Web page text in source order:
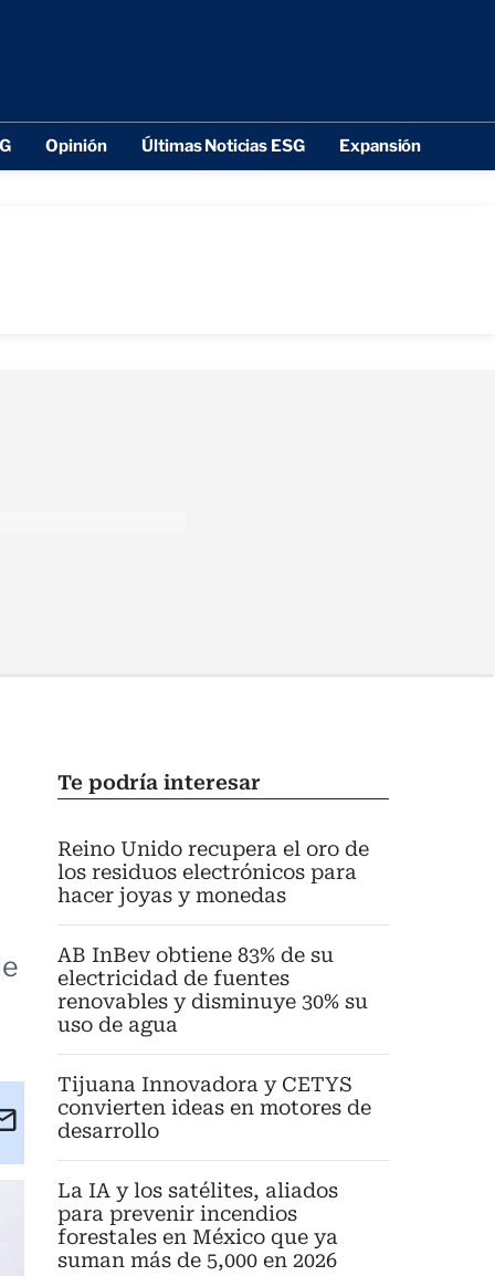
Opinión Últimas Noticias ESG Expansión
Te podría interesar
Reino Unido recupera el oro de
los residuos electrónicos para
hacer joyas y monedas
AB InBev obtiene 83% de su
electricidad de fuentes
renovables y disminuye 30% su
uso de agua
Tijuana Innovadora y CETYS
convierten ideas en motores de
desarrollo
La IA y los satélites, aliados
para prevenir incendios
forestales en México que ya
suman más de 5,000 en 2026
Email